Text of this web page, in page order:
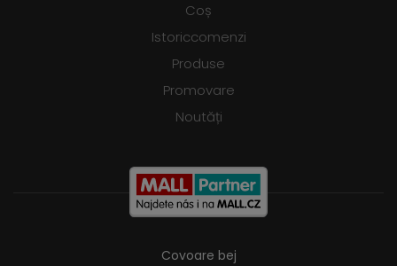
Coș
Istoriccomenzi
Produse
Promovare
Noutăți
Covoare bej